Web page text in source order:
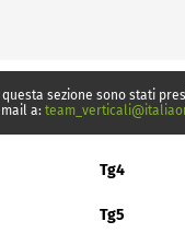
sezione sono stati
a:
Tg4
Tg5